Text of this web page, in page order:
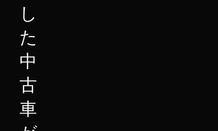
し
た
中
古
車